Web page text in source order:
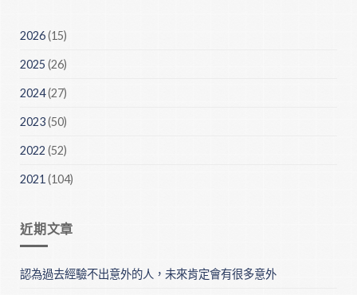
2026(15)
2025 (26)
2024(27)
2023(50)
2022 (52)
2021(104)
近期文章
認為過去經驗不出意外的人，未來肯定會有很多意外